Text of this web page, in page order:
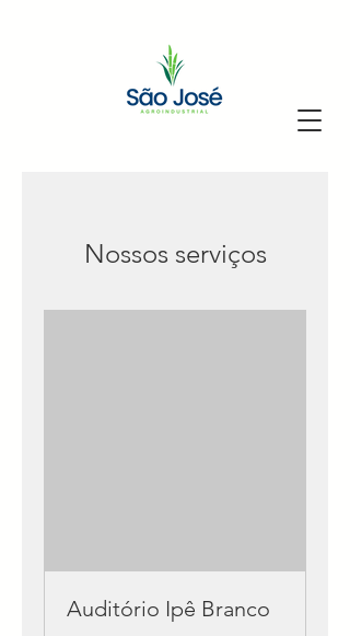
Nossos serviços
Auditório Ipê Branco